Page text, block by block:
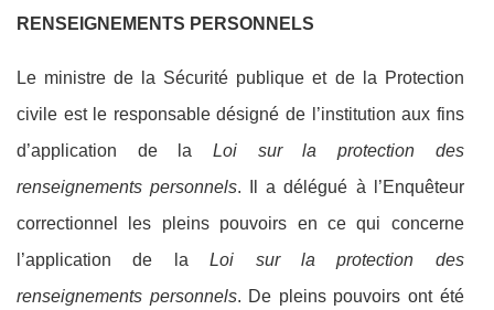
RENSEIGNEMENTS PERSONNELS
Le ministre de la Sécurité publique et de la Protection
civile est le responsable désigné de l’institution aux fins
d’application de laLoi sur la protection des
renseignements personnels. Il a délégué à l’Enquêteur
correctionnel les pleins pouvoirs en ce qui concerne
l’application de laLoi sur la protection des
renseignements personnels. De pleins pouvoirs ont été